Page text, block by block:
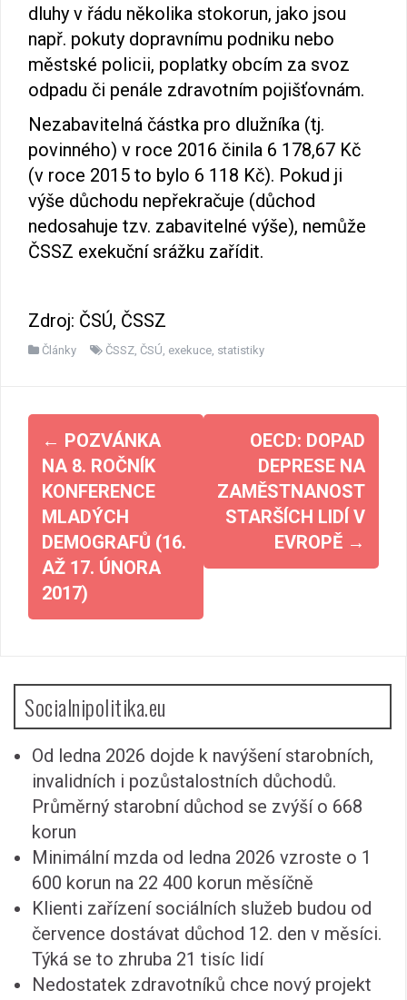
dluhy v řádu několika stokorun, jako jsou
např. pokuty dopravnímu podniku nebo
městské policii, poplatky obcím za svoz
odpadu či penále zdravotním pojišťovnám.
Nezabavitelná částka pro dlužníka (tj.
povinného) v roce 2016 činila 6 178,67 Kč
(v roce 2015 to bylo 6 118 Kč). Pokud ji
výše důchodu nepřekračuje (důchod
nedosahuje tzv. zabavitelné výše), nemůže
ČSSZ exekuční srážku zařídit.
Zdroj: ČSÚ, ČSSZ
Články ČSSZ ČSÚ exekuce statistiky
Navigace
pro
příspěvky
← POZVÁNKA
NA 8. ROČNÍK
KONFERENCE
MLADÝCH
DEMOGRAFŮ (16.
AŽ 17. ÚNORA
2017)
OECD: DOPAD
DEPRESE NA
ZAMĚSTNANOST
STARŠÍCH LIDÍ V
EVROPĚ →
Socialnipolitika.eu
Od ledna 2026 dojde k navýšení starobních,
invalidních i pozůstalostních důchodů.
Průměrný starobní důchod se zvýší o 668
korun
Minimální mzda od ledna 2026 vzroste o 1
600 korun na 22 400 korun měsíčně
Klienti zařízení sociálních služeb budou od
července dostávat důchod 12. den v měsíci.
Týká se to zhruba 21 tisíc lidí
Nedostatek zdravotníků chce nový projekt